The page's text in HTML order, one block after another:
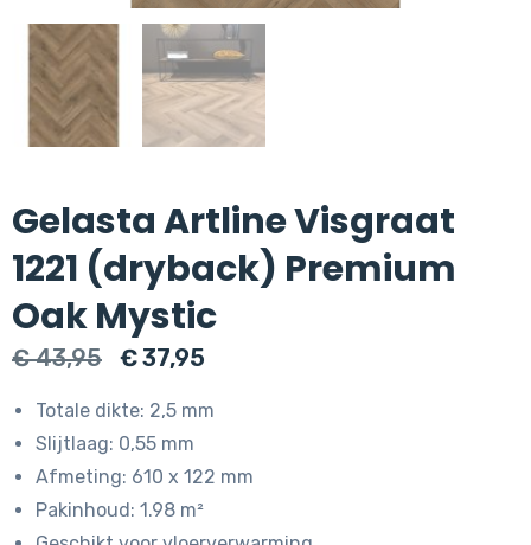
Gelasta Artline Visgraat
1221 (dryback) Premium
Oak Mystic
€43,95
Oorspronkelijke
€ 43,95.
€37,95
€ 37,95.
Totale dikte: 2,5 mm
Slijtlaag: 0,55 mm
Afmeting: 610 x 122 mm
Pakinhoud: 1.98 m²